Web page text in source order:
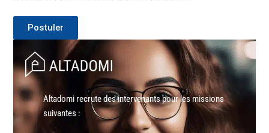
Postuler
Altadomi recrute des intervenants pour les missions
suivantes :